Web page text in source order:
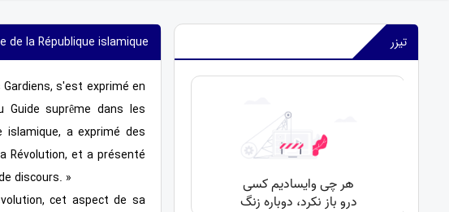
تیزر de la République islamique
s'est exprimé en
suprême dans les
a exprimé des
Révolution, et a présenté
discours. »
cet aspect de sa